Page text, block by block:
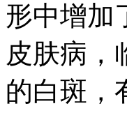
形中增加
皮肤病，
的白斑，